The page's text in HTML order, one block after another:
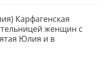
Карфагенская
женщин с
Юлия и в